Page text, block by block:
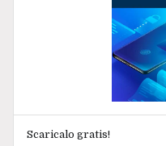
Scaricalo gratis!